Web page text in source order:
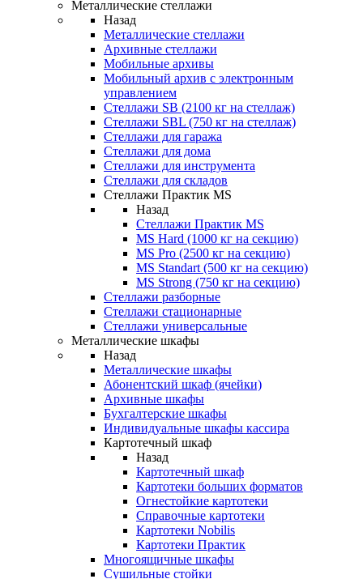
Металлические стеллажи
Назад
Металлические стеллажи
Архивные стеллажи
Мобильные архивы
Мобильный архив с электронным
управлением
Стеллажи SB (2100 кг на стеллаж)
Стеллажи SBL (750 кг на стеллаж)
Стеллажи для гаража
Стеллажи для дома
Стеллажи для инструмента
Стеллажи для складов
Стеллажи Практик MS
Назад
Стеллажи Практик MS
MS Hard (1000 кг на секцию)
MS Pro (2500 кг на секцию)
MS Standart (500 кг на секцию)
MS Strong (750 кг на секцию)
Стеллажи разборные
Стеллажи стационарные
Стеллажи универсальные
Металлические шкафы
Назад
Металлические шкафы
Абонентский шкаф (ячейки)
Архивные шкафы
Бухгалтерские шкафы
Индивидуальные шкафы кассира
Картотечный шкаф
Назад
Картотечный шкаф
Картотеки больших форматов
Огнестойкие картотеки
Справочные картотеки
Картотеки Nobilis
Картотеки Практик
Многоящичные шкафы
Сушильные стойки